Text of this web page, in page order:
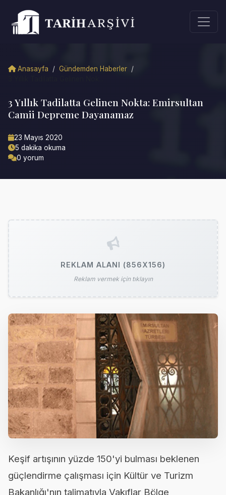
Anasayfa / Gündemden Haberler /
3 Yıllık Tadilatta Gelinen Nokta: Emirsultan
Camii Depreme Dayanamaz
23 Mayıs 2020
5 dakika okuma
0 yorum
REKLAM ALANI (856X156)
Reklam vermek için tıklayın
Keşif artışının yüzde 150'yi bulması beklenen
güçlendirme çalışması için Kültür ve Turizm
Bakanlığı'nın talimatıyla Vakıflar Bölge